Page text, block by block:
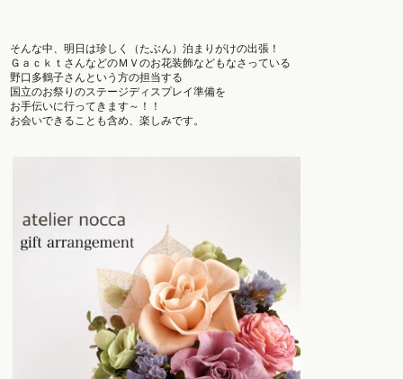
そんな中、明日は珍しく（たぶん）泊まりがけの出張！
ＧａｃｋｔさんなどのＭＶのお花装飾などもなさっている
野口多鶴子さんという方の担当する
国立のお祭りのステージディスプレイ準備を
お手伝いに行ってきます～！！
お会いできることも含め、楽しみです。